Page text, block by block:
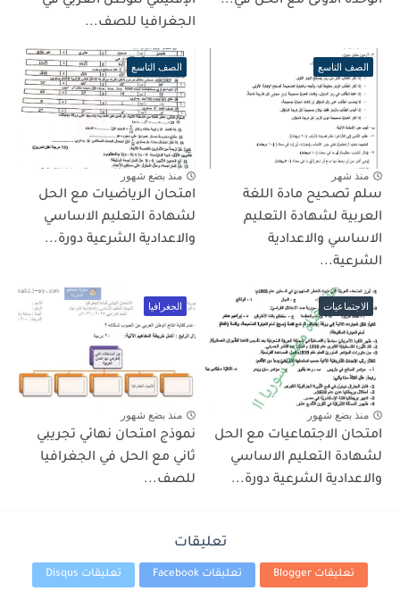
الجغرافيا للصف...
الصف التاسع
منذ شهر
سلم تصحيح مادة اللغة
العربية لشهادة التعليم
الاساسي والاعدادية
الشرعية...
الصف التاسع
منذ بضع شهور
امتحان الرياضيات مع الحل
لشهادة التعليم الاساسي
والاعدادية الشرعية دورة...
الاجتماعيات
منذ بضع شهور
امتحان الاجتماعيات مع الحل
لشهادة التعليم الاساسي
والاعدادية الشرعية دورة...
الجغرافيا
منذ بضع شهور
نموذج امتحان نهائي تجريبي
ثاني مع الحل في الجغرافيا
للصف...
تعليقات
تعليقات Blogger تعليقات Facebook تعليقات Disqus